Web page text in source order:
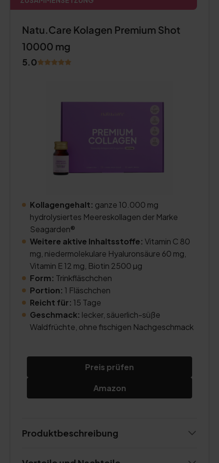
Natu.Care Kolagen Premium Shot
10000 mg
5.0
Kollagengehalt: ganze 10.000 mg
hydrolysiertes Meereskollagen der Marke
Seagarden®
Weitere aktive Inhaltsstoffe: Vitamin C 80
mg, niedermolekulare Hyaluronsäure 60 mg,
Vitamin E 12 mg, Biotin 2500 µg
Form: Trinkfläschchen
Portion: 1 Fläschchen
Reicht für: 15 Tage
Geschmack: lecker, säuerlich-süße
Waldfrüchte, ohne fischigen Nachgeschmack
Preis prüfen
Amazon
Produktbeschreibung